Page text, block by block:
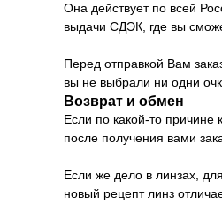
Она действует по всей
выдачи СДЭК, где вы
Перед отправкой Вам
вы не выбрали ни одни
Возврат и обмен
Если по какой-то
после получения вами
Если же дело в линзах,
новый рецепт линз